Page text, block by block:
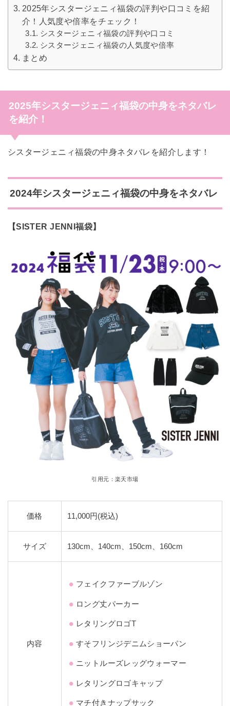
2025年シスタージェニィ福袋の評判や口コミを紹
介！人気度や倍率をチェック！
シスタージェニィ福袋の評判や口コミ
シスタージェニィ福袋の人気度や倍率
まとめ
2025年シスタージェニィ福袋の中身をネタバレ
を紹介！
シスタージェニィ福袋の中身ネタバレを紹介します！
2024年シスタージェニィ福袋の中身をネタバレ
【SISTER JENNI福袋】
引用元：楽天市場
価格 11,000円(税込)
サイズ 130cm、140cm、150cm、160cm
内容
フェイクファーブルゾン
ロング丈パーカー
レタリングロゴT
すそフリンジデニムショーパン
ニットルーズレッグウォーマー
レタリングロゴキャップ
マチ付きナップサック